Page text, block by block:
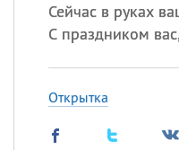
Сейчас в руках
С праздником
Открытка